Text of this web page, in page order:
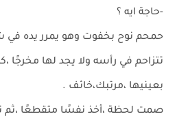
-حاجة ايه ؟
حمحم نوح بخفوت وهو يمرر يده في
تتزاحم في رأسه ولا يجد لها مخرجًا
بعينيها ،مرتبك،خائف .
صمت لحظة ،أخذ نفسًا متقطعًا